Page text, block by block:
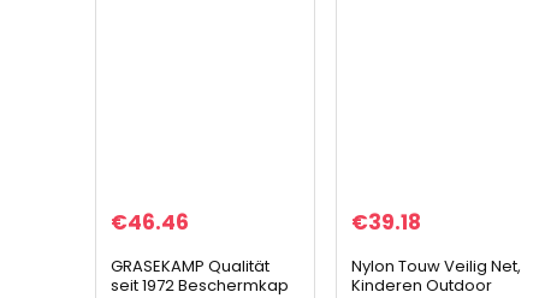
€46.46
GRASEKAMP Qualität
seit 1972 Beschermkap
€39.18
Nylon Touw Veilig Net,
Kinderen Outdoor